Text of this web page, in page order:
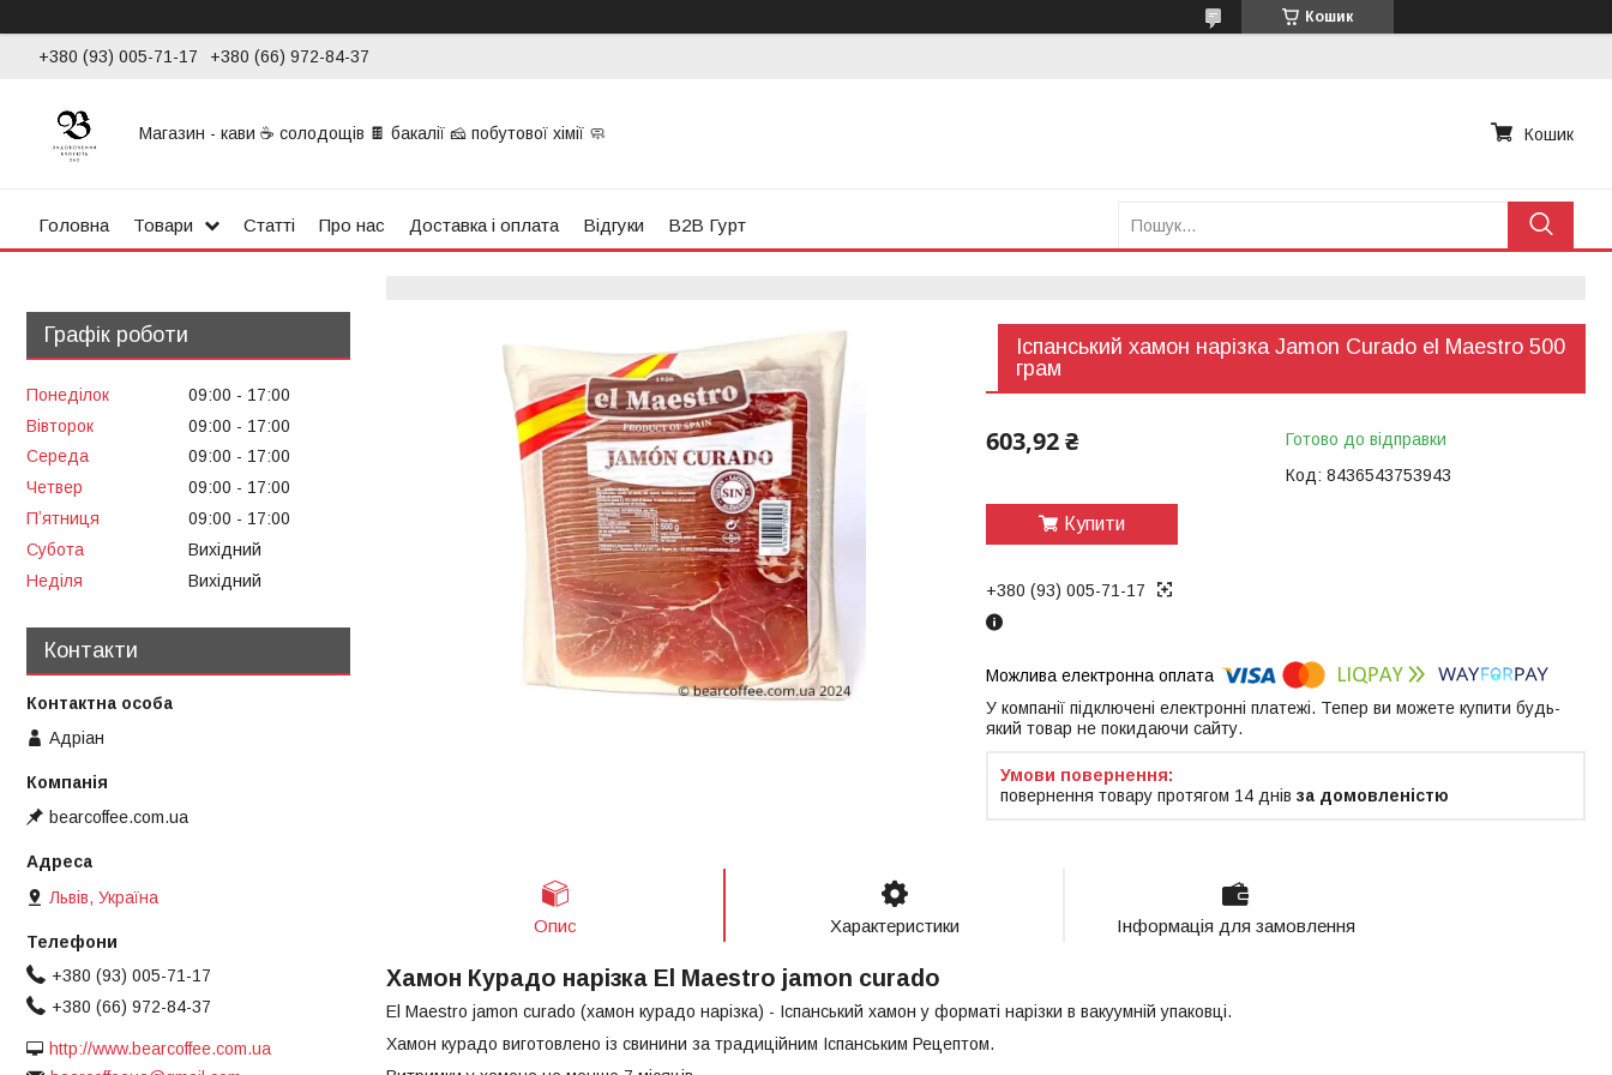
Кошик
+380 (93) 005-71-17 +380 (66) 972-84-37
Магазин - кави ☕ солодощів 🍫 бакалії 🧀 побутової хімії 🧼 Кошик
Головна Товари Статті Про нас Доставка і оплата Відгуки B2B Гурт
Іспанський хамон нарізка Jamon Curado el Maestro 500
грам
603,92 ₴
Готово до відправки
Код: 8436543753943
Купити
+380 (93) 005-71-17
У компанії підключені електронні платежі. Тепер ви можете купити будь-
який товар не покидаючи сайту.
повернення товару протягом 14 днів за домовленістю
Опис Характеристики Інформація для замовлення
Хамон Курадо нарізка El Maestro jamon curado
El Maestro jamon curado (хамон курадо нарізка) - Іспанський хамон у форматі нарізки в вакуумній упаковці.
Хамон курадо виготовлено із свинини за традиційним Іспанським Рецептом.
Графік роботи
Понеділок 09:00
17:00
Вівторок
09:00
17:00
Середа
09:00
17:00
Четвер
09:00
17:00
Пʼятниця
09:00
17:00
Субота
Вихідний
Неділя
Вихідний
Контакти
Адріан
bearcoffee.com.ua
Львів, Україна
+380 (93) 005-71-17
+380 (66) 972-84-37
http://www.bearcoffee.com.ua